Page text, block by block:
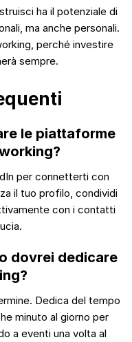
ha il potenziale di
ma anche personali.
perché investire
sempre.
le piattaforme
per connetterti con
il tuo profilo, condividi
con i contatti
dovrei dedicare
Dedica del tempo
minuto al giorno per
a eventi una volta al